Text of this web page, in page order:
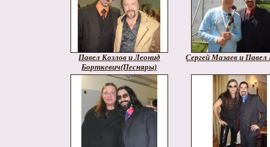
Павел Козлов и Леонид
Борткевич(Песняры)
Сергей Мазаев и Павел